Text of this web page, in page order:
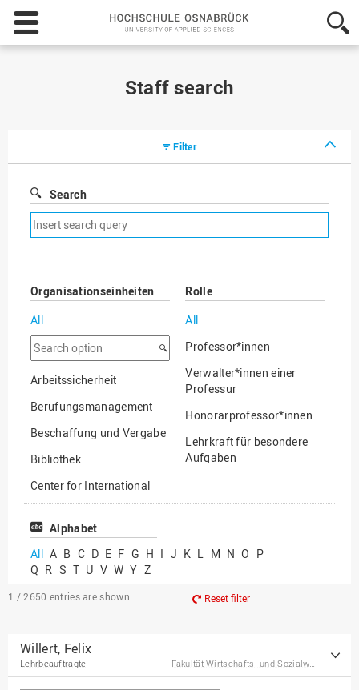
Hochschule
Osnabrück
-
Staff search
Filter
Search
Remove
search
filter
Organisationseinheiten
All
Search
option
Arbeitssicherheit
Berufungsmanagement
Beschaffung und Vergabe
Bibliothek
Center for International
Mobility
Center for International
Chancengerechtigkeit
eLearning Competence
EU-Büro
Fakultät
Agrarwissenschaften und
Rolle
All
Professor*innen
Verwalter*innen einer
Professur
Honorarprofessor*innen
Lehrkraft für besondere
Aufgaben
Professor*innen im
Alphabet
All A B C D E F G H I J K L M N O P
Q R S T U V W Y Z
1 / 2650 entries are shown Reset filter
Willert, Felix
Lehrbeauftragte